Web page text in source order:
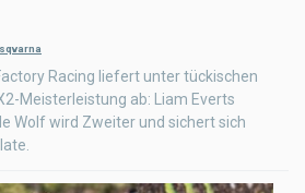
Racing liefert unter tückischen
Meisterleistung ab: Liam Everts
Wolf wird Zweiter und sichert sich